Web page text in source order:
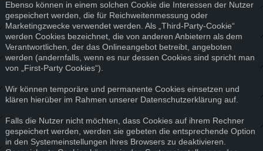
Ebenso können in einem solchen Cookie die Interessen der Nutzer
gespeichert werden, die für Reichweitenmessung oder
Marketingzwecke verwendet werden. Als „Third-Party-Cookie“
werden Cookies bezeichnet, die von anderen Anbietern als dem
Verantwortlichen, der das Onlineangebot betreibt, angeboten
werden (andernfalls, wenn es nur dessen Cookies sind spricht man
von „First-Party Cookies“).
Wir können temporäre und permanente Cookies einsetzen und
klären hierüber im Rahmen unserer Datenschutzerklärung auf.
Falls die Nutzer nicht möchten, dass Cookies auf ihrem Rechner
gespeichert werden, werden sie gebeten die entsprechende Option
in den Systemeinstellungen ihres Browsers zu deaktivieren.